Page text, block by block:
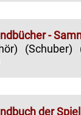
-
(Schuber)
der